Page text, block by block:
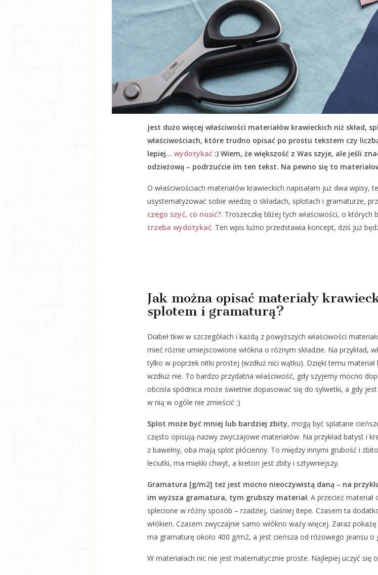
Jest dużo więcej właściwości materiałów krawieckich niż
właściwościach, które trudno opisać po prostu tekstem czy
lepiej…wydotykać :) Wiem, że większość z Was szyje, ale jeśli
odzieżową – podrzućcie im ten tekst. Na pewno się to
O właściwościach materiałów krawieckich napisałam już dwa wpisy,
usystematyzować sobie wiedzę o składach, splotach i gramaturze,
czego szyć, co nosić?. Troszeczkę bliżej tych właściwości, o których
trzeba wydotykać. Ten wpis luźno przedstawia koncept, dziś już
Jak można opisać materiały
splotem i gramaturą?
Diabeł tkwi w szczegółach i każdą z powyższych właściwości
mieć różnie umiejscowione włókna o różnym składzie. Na przykład,
tylko w poprzek nitki prostej (wzdłuż nici wątku). Dzięki temu
wzdłuż nie. To bardzo przydatna właściwość, gdy szyjemy mocno
obcisła spódnica może świetnie dopasować się do sylwetki, a gdy
w nią w ogóle nie zmieścić :)
Splot może być mniej lub bardziej zbity, mogą być splatane
często opisują nazwy zwyczajowe materiałów. Na przykład batyst i
z bawełny, oba mają splot płócienny. To między innymi grubość i
leciutki, ma miękki chwyt, a kreton jest zbity i sztywniejszy.
Gramatura [g/m2] też jest mocno nieoczywistą daną – na
im wyższa gramatura, tym grubszy materiał. A przecież
splecione w różny sposób – rzadziej, ciaśniej itepe. Czasem ta
włókien. Czasem zwyczajnie samo włókno waży więcej. Zaraz
ma gramaturę około 400 g/m2, a jest cieńsza od różowego jeansu o
W materiałach nic nie jest matematycznie proste. Najlepiej uczyć się